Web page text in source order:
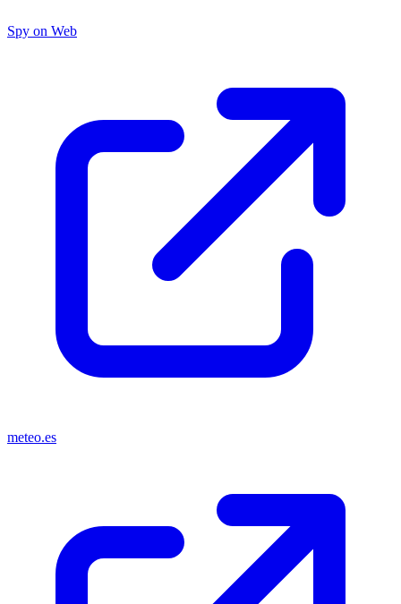
Spy on Web
meteo.es